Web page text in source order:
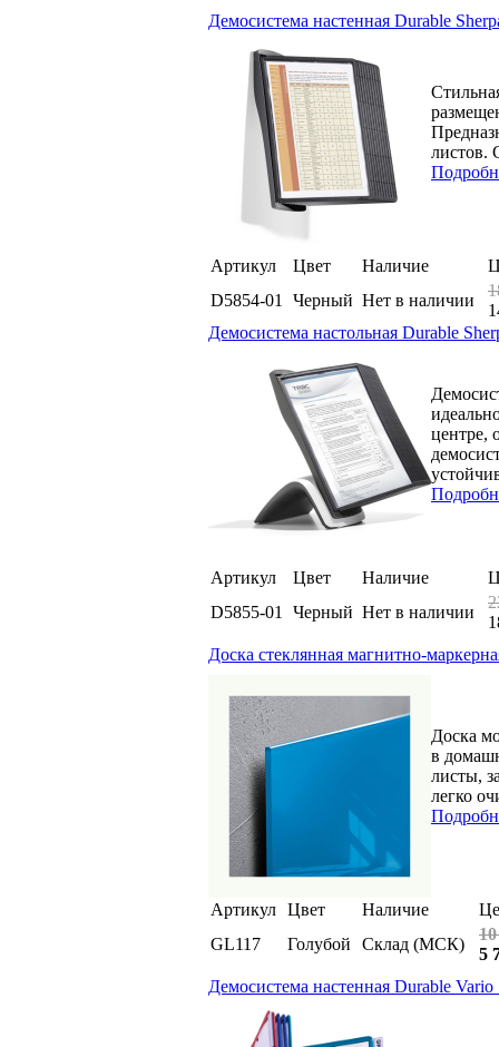
Демосистема настенная Durable
листов.
Артикул Цвет Наличие
D5854-01 Черный Нет в наличии
Демосистема настольная Durable
центре,
Артикул Цвет Наличие
D5855-01 Черный Нет в наличии
Доска стеклянная магнитно-
Доска
в
листы,
легко
Артикул Цвет Наличие
GL117
Голубой Склад (МСК)
5
Демосистема настенная Durable